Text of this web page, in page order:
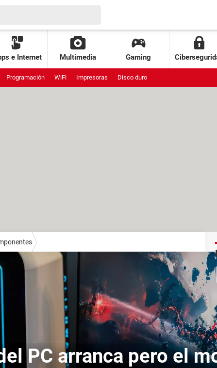
e Internet Multimedia Gaming
Programación WiFi Impresoras Disco duro
PC arranca pero el